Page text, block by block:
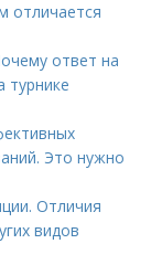
отличается
ответ на
турнике
Это нужно
Отличия
видов